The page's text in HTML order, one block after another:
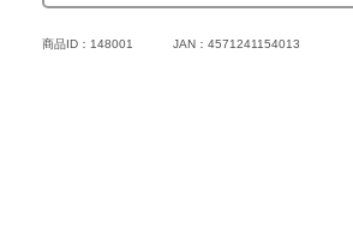
商品ID：148001 JAN：4571241154013